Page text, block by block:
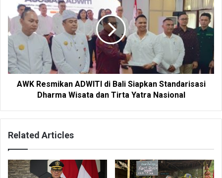
AWK Resmikan ADWITI di Bali Siapkan Standarisasi
Dharma Wisata dan Tirta Yatra Nasional
Related Articles